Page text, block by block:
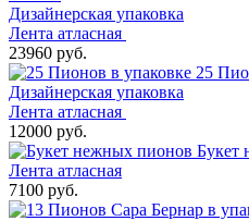
Дизайнерская упаковка
Лента атласная
23960 руб.
25
Дизайнерская упаковка
Лента атласная
12000 руб.
Букет
Лента атласная
7100 руб.